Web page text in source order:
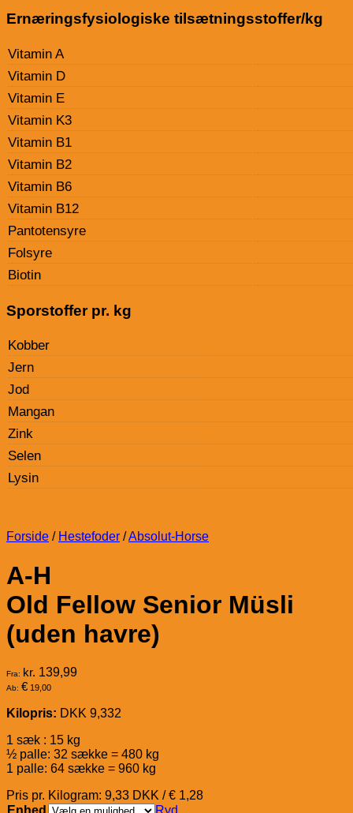
Ernæringsfysiologiske tilsætningsstoffer/kg
Vitamin A
Vitamin D
Vitamin E
Vitamin K3
Vitamin B1
Vitamin B2
Vitamin B6
Vitamin B12
Pantotensyre
Folsyre
Biotin
Sporstoffer pr. kg
Kobber
Jern
Jod
Mangan
Zink
Selen
Lysin
Forside / Hestefoder /Absolut-Horse
A-H
Old Fellow Senior Müsli
(uden havre)
Fra: kr. 139,99
Ab: € 19,00
Kilopris: DKK 9,332
1 sæk : 15 kg
½ palle: 32 sække = 480 kg
1 palle: 64 sække = 960 kg
Pris pr. Kilogram: 9,33 DKK / € 1,28